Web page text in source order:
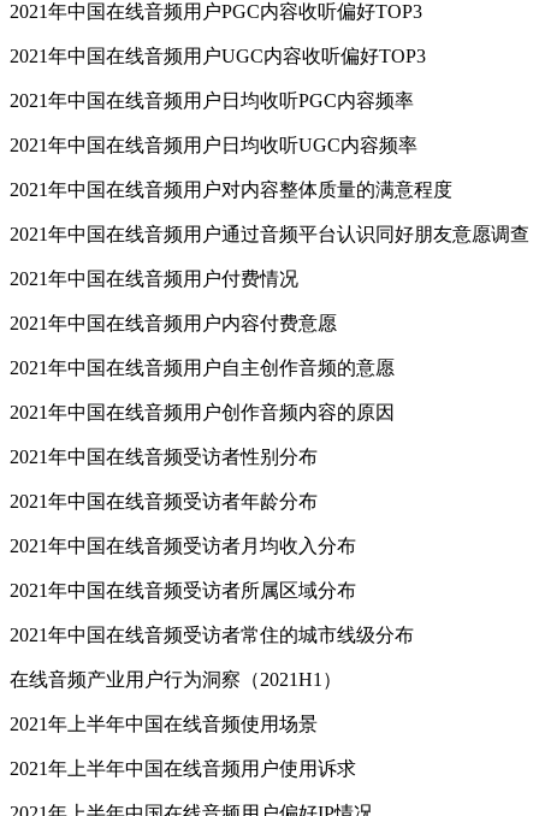
2021年中国在线音频用户PGC内容收听偏好TOP3
2021年中国在线音频用户UGC内容收听偏好TOP3
2021年中国在线音频用户日均收听PGC内容频率
2021年中国在线音频用户日均收听UGC内容频率
2021年中国在线音频用户对内容整体质量的满意程度
2021年中国在线音频用户通过音频平台认识同好朋友意愿调查
2021年中国在线音频用户付费情况
2021年中国在线音频用户内容付费意愿
2021年中国在线音频用户自主创作音频的意愿
2021年中国在线音频用户创作音频内容的原因
2021年中国在线音频受访者性别分布
2021年中国在线音频受访者年龄分布
2021年中国在线音频受访者月均收入分布
2021年中国在线音频受访者所属区域分布
2021年中国在线音频受访者常住的城市线级分布
在线音频产业用户行为洞察（2021H1）
2021年上半年中国在线音频使用场景
2021年上半年中国在线音频用户使用诉求